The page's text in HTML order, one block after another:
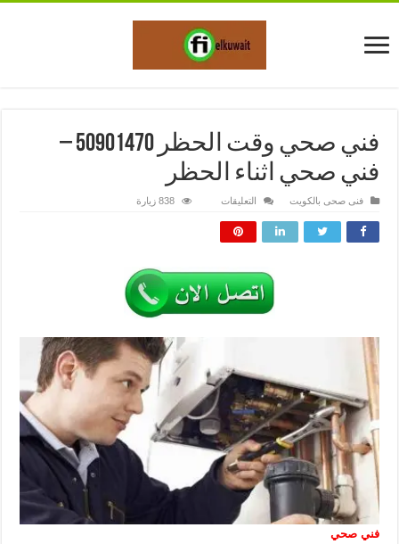
فني صحي وقت الحظر 50901470 –
فني صحي اثناء الحظر
فنى صحى بالكويت التعليقات
صحي
الحظر
فني
صحي
اثناء
الحظر
838 زيارة
فني صحي